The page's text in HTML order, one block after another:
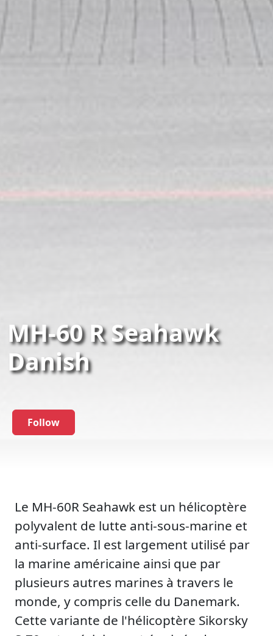
MH-60 R Seahawk
Danish
Follow
Le MH-60R Seahawk est un hélicoptère
polyvalent de lutte anti-sous-marine et
anti-surface. Il est largement utilisé par
la marine américaine ainsi que par
plusieurs autres marines à travers le
monde, y compris celle du Danemark.
Cette variante de l'hélicoptère Sikorsky